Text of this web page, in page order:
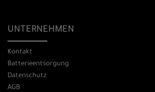
UNTERNEHMEN
Kontakt
Batterieentsorgung
Datenschutz
AGB